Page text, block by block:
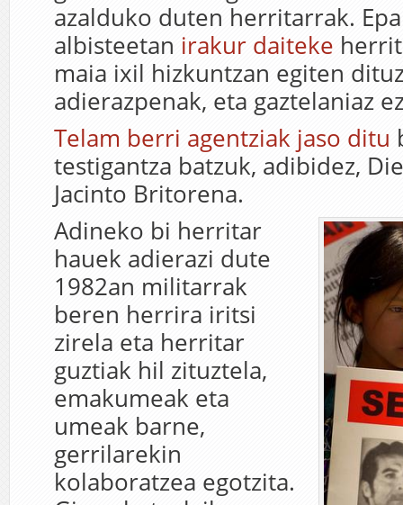
azalduko duten herritarrak.
albisteetan irakur daiteke
maia ixil hizkuntzan egiten
adierazpenak, eta gaztelaniaz
Telam berri agentziak jaso ditu
testigantza batzuk, adibidez,
Jacinto Britorena.
Adineko bi herritar
hauek adierazi dute
1982an militarrak
beren herrira iritsi
zirela eta herritar
guztiak hil zituztela,
emakumeak eta
umeak barne,
gerrilarekin
kolaboratzea egotzita.